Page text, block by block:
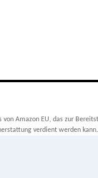
Amazon EU, das zur
verdient werden kann.